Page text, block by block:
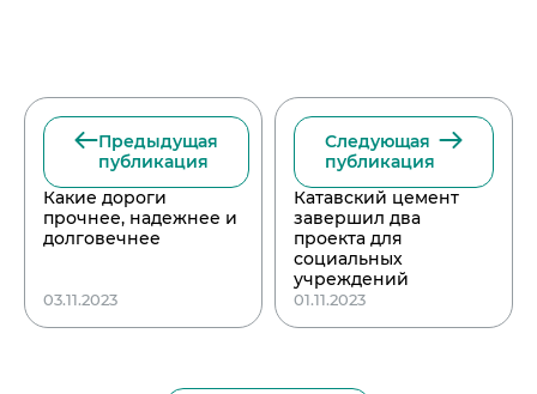
Предыдущая
публикация
Какие дороги
прочнее, надежнее и
долговечнее
03.11.2023
Следующая
публикация
Катавский цемент
завершил два
проекта для
социальных
учреждений
01.11.2023